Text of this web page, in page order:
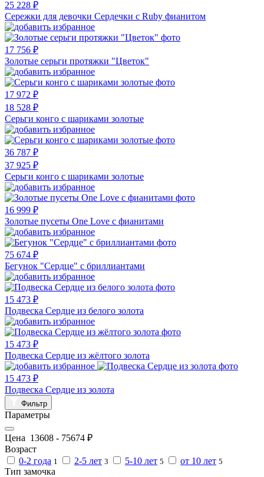
25 228 ₽
Cережки для девочки Cердечки с Ruby фианитом
17 756 ₽
Золотые серьги протяжки "Цветок"
17 972 ₽
18 528 ₽
Серьги конго с шариками золотые
36 787 ₽
37 925 ₽
Серьги конго с шариками золотые
16 999 ₽
Золотые пусеты One Love с фианитами
75 674 ₽
Бегунок "Сердце" с бриллиантами
15 473 ₽
Подвеска Сердце из белого золота
15 473 ₽
Подвеска Сердце из жёлтого золота
15 473 ₽
Подвеска Сердце из золота
Фильтр
Параметры
Цена 13608 - 75674 ₽
Возраст
0-2 года 1 2-5 лет 3 5-10 лет 5 от 10 лет 5
Тип замочка